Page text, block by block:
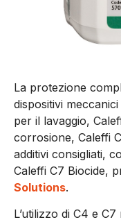
La protezione
dispositivi
per il lavaggio,
corrosione, Caleffi
additivi consigliati,
Caleffi C7 Biocide,
Solutions.
L’utilizzo di C4 e